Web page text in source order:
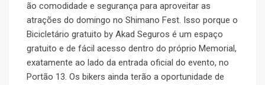
ão comodidade e segurança para aproveitar as
atrações do domingo no Shimano Fest. Isso porque o
Bicicletário gratuito by Akad Seguros é um espaço
gratuito e de fácil acesso dentro do próprio Memorial,
exatamente ao lado da entrada oficial do evento, no
Portão 13. Os bikers ainda terão a oportunidade de